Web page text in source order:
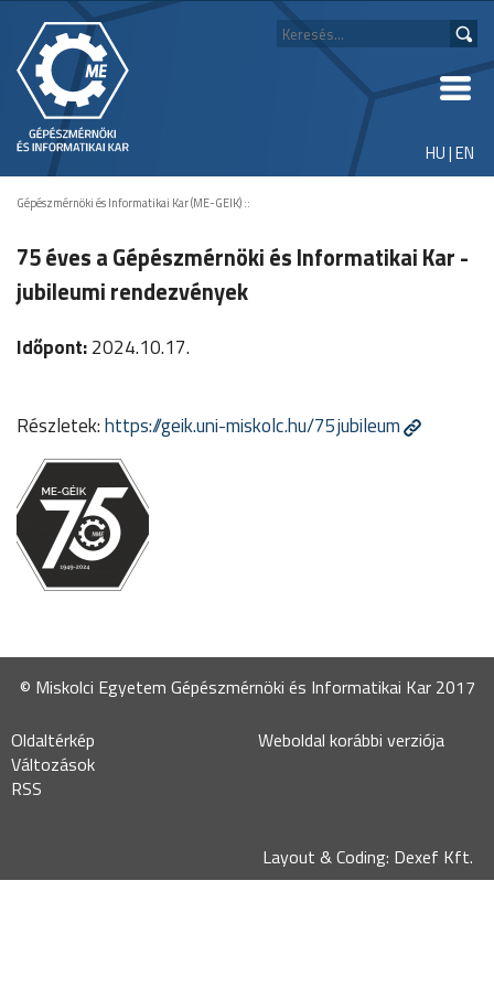
HU|EN
Gépészmérnöki és Informatikai Kar (ME-GEIK)::
75 éves a Gépészmérnöki és Informatikai Kar -
jubileumi rendezvények
Időpont:2024.10.17.
Részletek:https://geik.uni-miskolc.hu/75jubileum
© Miskolci Egyetem Gépészmérnöki és Informatikai Kar 2017
Oldaltérkép
Változások
RSS
Weboldal korábbi verziója
Layout & Coding: Dexef Kft.